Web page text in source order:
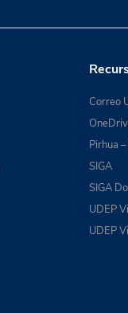
Correo
Pirhua
SIGA
SIGA
UDEP
UDEP